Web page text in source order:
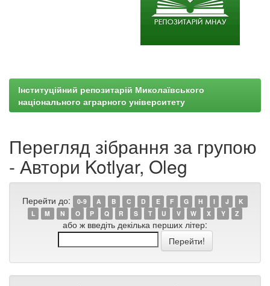
Інституційний репозитарій Миколаївського
національного аграрного університету
Перегляд зібрання за групою
- Автори Kotlyar, Oleg
Перейти до: 0-9 A B C D E F G H I J
K
L
M N O P Q R S T U V W X Y Z
або ж введіть декілька перших літер: